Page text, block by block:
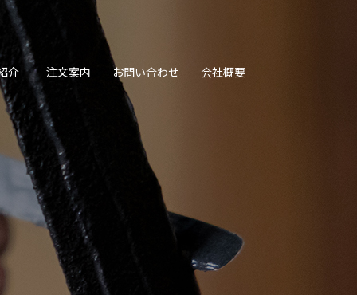
介 注文案内 お問い合わせ 会社概要